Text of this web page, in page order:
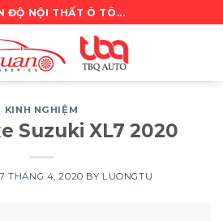
ĐỘ NỘI THẤT Ô TÔ...
KINH NGHIỆM
Suzuki XL7 2020
THÁNG 4, 2020 BY LUONGTU